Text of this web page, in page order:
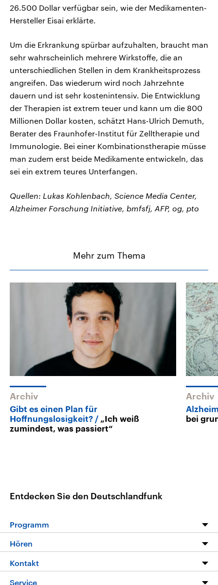
26.500 Dollar verfügbar sein, wie der Medikamenten-
Hersteller Eisai erklärte.
Um die Erkrankung spürbar aufzuhalten, braucht man
sehr wahrscheinlich mehrere Wirkstoffe, die an
unterschiedlichen Stellen in dem Krankheitsprozess
angreifen. Das wiederum wird noch Jahrzehnte
dauern und ist sehr kostenintensiv. Die Entwicklung
der Therapien ist extrem teuer und kann um die 800
Millionen Dollar kosten, schätzt Hans-Ulrich Demuth,
Berater des Fraunhofer-Institut für Zelltherapie und
Immunologie. Bei einer Kombinationstherapie müsse
man zudem erst beide Medikamente entwickeln, das
sei ein extrem teures Unterfangen.
Quellen: Lukas Kohlenbach, Science Media Center,
Alzheimer Forschung Initiative, bmfsfj, AFP, og, pto
Mehr zum Thema
Archiv
Gibt es einen Plan für
Hoffnungslosigkeit?
„Ich weiß
zumindest, was passiert“
Archiv
bei
Entdecken Sie den Deutschlandfunk
Programm
Programm
Die Nachrichten
Hören
Livestream
Kontakt
Hörerservice
Service